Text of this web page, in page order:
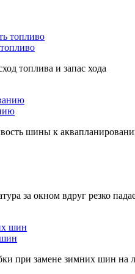
топлива и запас хода
шины к
за окном вдруг резко
при замене зимних шин на